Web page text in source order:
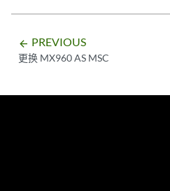
arrow_backward PREVIOUS
更换 MX960 AS MSC